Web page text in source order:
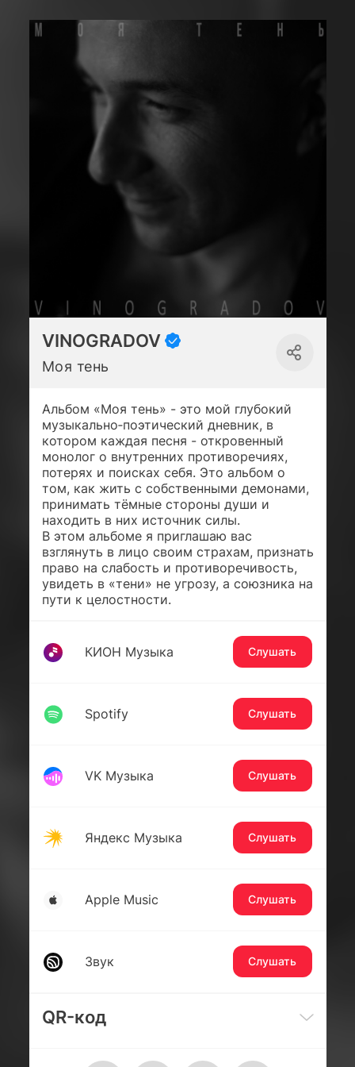
VINOGRADOV
Моя тень
Альбом «Моя тень» - это мой глубокий
музыкально‑поэтический дневник, в
котором каждая песня - откровенный
монолог о внутренних противоречиях,
потерях и поисках себя. Это альбом о
том, как жить с собственными демонами,
принимать тёмные стороны души и
находить в них источник силы.
В этом альбоме я приглашаю вас
взглянуть в лицо своим страхам, признать
право на слабость и противоречивость,
увидеть в «тени» не угрозу, а союзника на
пути к целостности.
КИОН Музыка Слушать
Spotify Слушать
VK Музыка Слушать
Яндекс Музыка Слушать
Apple Music Слушать
Звук Слушать
QR-код